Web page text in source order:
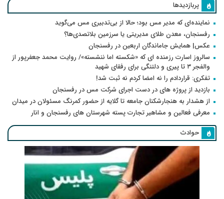
پربازدیدها
نماینده‌ای که مدیر مس بود؛ حالا از بی‌تدبیری مس می‌گوید
رفسنجان، معدن طلای مدیریتی یا سرزمین بلاتصدی‌ها؟
عکس| همایش جاماندگان اربعین در رفسنجان
سالروز اسارت رزمنده ای که «شکسته اما ننشسته»/ روایت محمد جعفرپور از
والفجر ۳ تا پیری و دلتنگی برای رفقای شهید
تفکری: قراردادم را نه امضا کردم نه ثبت شد!
بازدید از پروژه های در دست اجرای شرکت مس در رفسنجان
از هشدار به هنجارشکنان جامعه تا گلایه از حضور کمرنگ مسئولان در میدان
معرفی فعالین و مشاهیر تجارت پسته شهرستان های رفسنجان و انار
حوادث